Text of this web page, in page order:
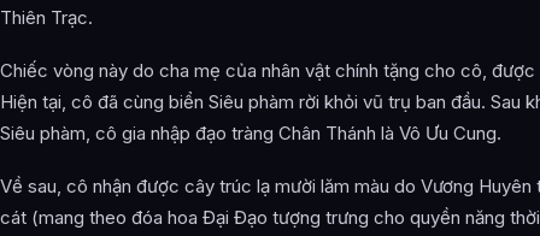
Thiên Trạc.
Chiếc vòng này do cha mẹ của nhân vật chính tặng cho cô,
Hiện tại, cô đã cùng biển Siêu phàm rời khỏi vũ trụ ban đầu. Sau
Siêu phàm, cô gia nhập đạo tràng Chân Thánh là Vô Ưu Cung.
Về sau, cô nhận được cây trúc lạ mười lăm màu do Vương
cát (mang theo đóa hoa Đại Đạo tượng trưng cho quyền năng